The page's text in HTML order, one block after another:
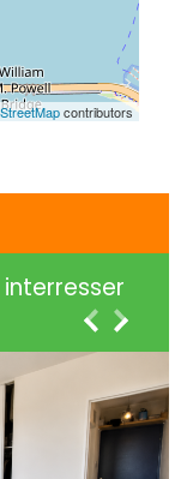
contributors